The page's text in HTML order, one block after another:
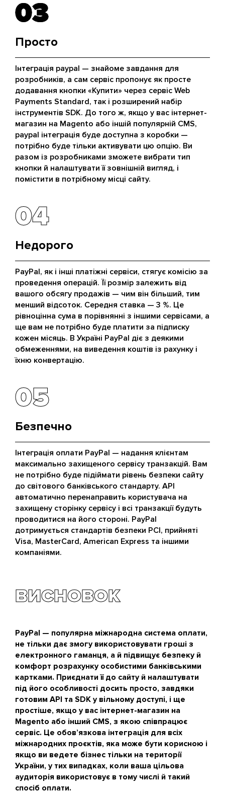
03
03
Просто
Інтеграція paypal — знайоме завдання для
розробників, а сам сервіс пропонує як просте
додавання кнопки «Купити» через сервіс Web
Payments Standard, так і розширений набір
інструментів SDK. До того ж, якщо у вас інтернет-
магазин на Magento або іншій популярній CMS,
paypal інтеграція буде доступна з коробки —
потрібно буде тільки активувати цю опцію. Ви
разом із розробниками зможете вибрати тип
кнопки й налаштувати її зовнішній вигляд, і
помістити в потрібному місці сайту.
04
04
Недорого
PayPal, як і інші платіжні сервіси, стягує комісію за
проведення операцій. Її розмір залежить від
вашого обсягу продажів — чим він більший, тим
менший відсоток. Середня ставка — 3 %. Це
рівноцінна сума в порівнянні з іншими сервісами, а
ще вам не потрібно буде платити за підписку
кожен місяць. В Україні PayPal діє з деякими
обмеженнями, на виведення коштів із рахунку і
їхню конвертацію.
05
05
Безпечно
Інтеграція оплати PayPal — надання клієнтам
максимально захищеного сервісу транзакцій. Вам
не потрібно буде підіймати рівень безпеки сайту
до світового банківського стандарту. API
автоматично перенаправить користувача на
захищену сторінку сервісу і всі транзакції будуть
проводитися на його стороні. PayPal
дотримується стандартів безпеки PCI, прийняті
Visa, MasterCard, American Express та іншими
компаніями.
ВИСНОВОК
PayPal — популярна міжнародна система оплати,
не тільки дає змогу використовувати гроші з
електронного гаманця, а й підвищує безпеку й
комфорт розрахунку особистими банківськими
картками. Приєднати її до сайту й налаштувати
під його особливості досить просто, завдяки
готовим API та SDK у вільному доступі, і ще
простіше, якщо у вас інтернет-магазин на
Magento або інший CMS, з якою співпрацює
сервіс. Це обов’язкова інтеграція для всіх
міжнародних проєктів, яка може бути корисною і
якщо ви ведете бізнес тільки на території
України, у тих випадках, коли ваша цільова
аудиторія використовує в тому числі й такий
спосіб оплати.